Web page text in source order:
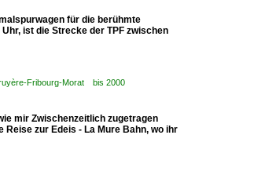
für die berühmte
ist die Strecke der TPF zwischen
Fribourg-Morat bis 2000
mir Zwischenzeitlich zugetragen
zur Edeis - La Mure Bahn, wo ihr